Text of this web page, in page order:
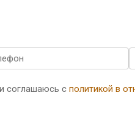
и соглашаюсь сполитикой в